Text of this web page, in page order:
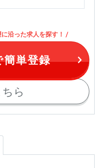
ら
沿った求人を探す！
単登録